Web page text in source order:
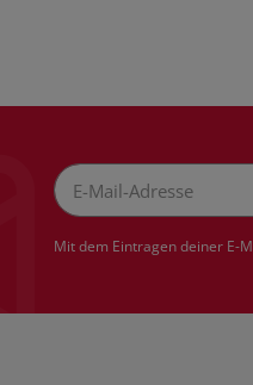
Mit dem Eintragen deiner E-